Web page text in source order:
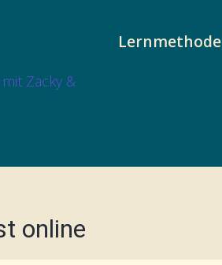
Lernmethode
online